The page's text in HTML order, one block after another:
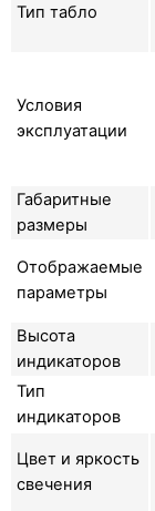
Тип табло
Условия
эксплуатации
Габаритные
размеры
Отображаемые
параметры
Высота
индикаторов
Тип
индикаторов
Цвет и яркость
свечения